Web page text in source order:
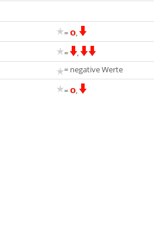
= ,
= ,
= negative Werte
= ,